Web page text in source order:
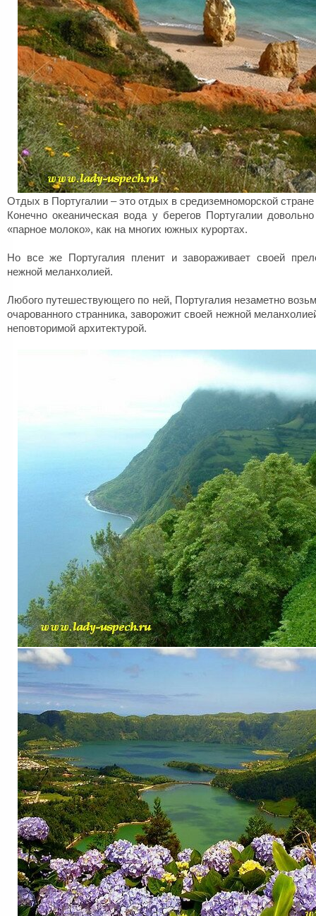
Отдых в Португалии – это отдых в средиземноморской
Конечно океаническая вода у берегов Португалии
«парное молоко», как на многих южных курортах.
Но все же Португалия пленит и завораживает своей
нежной меланхолией.
Любого путешествующего по ней, Португалия незаметно
очарованного странника, заворожит своей нежной
неповторимой архитектурой.